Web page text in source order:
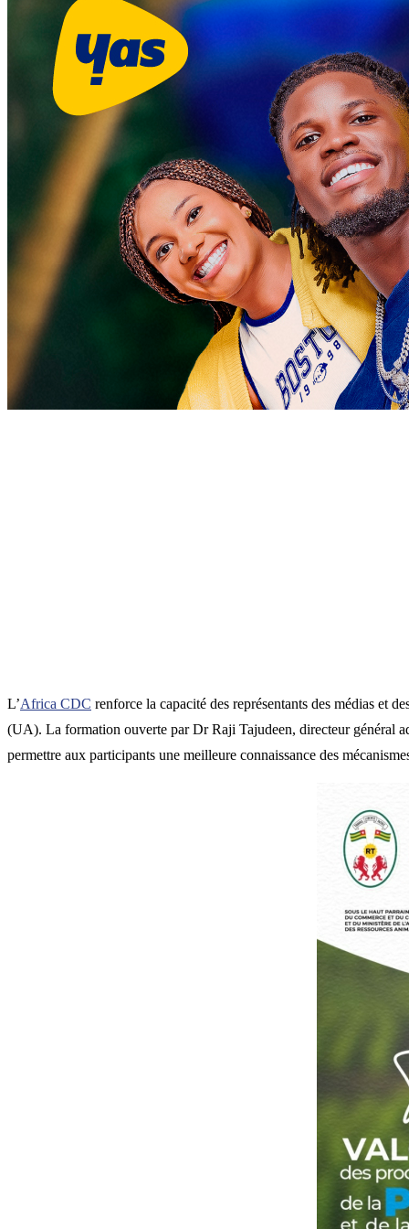
L’Africa CDC renforce la capacité des représentants des médias et
(UA). La formation ouverte par Dr Raji Tajudeen, directeur général
permettre aux participants une meilleure connaissance des